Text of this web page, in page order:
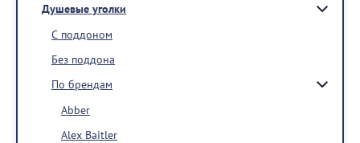
Душевые уголки
С поддоном
Без поддона
По брендам
Abber
Alex Baitler